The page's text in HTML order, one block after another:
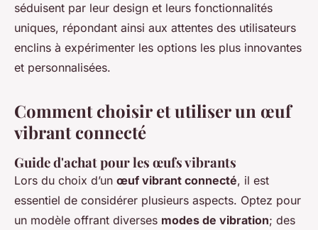
séduisent par leur design et leurs fonctionnalités
uniques, répondant ainsi aux attentes des utilisateurs
enclins à expérimenter les options les plus innovantes
et personnalisées.
Comment choisir et utiliser un œuf
vibrant connecté
Guide d'achat pour les œufs vibrants
Lors du choix d’un œuf vibrant connecté, il est
essentiel de considérer plusieurs aspects. Optez pour
un modèle offrant diverses modes de vibration; des